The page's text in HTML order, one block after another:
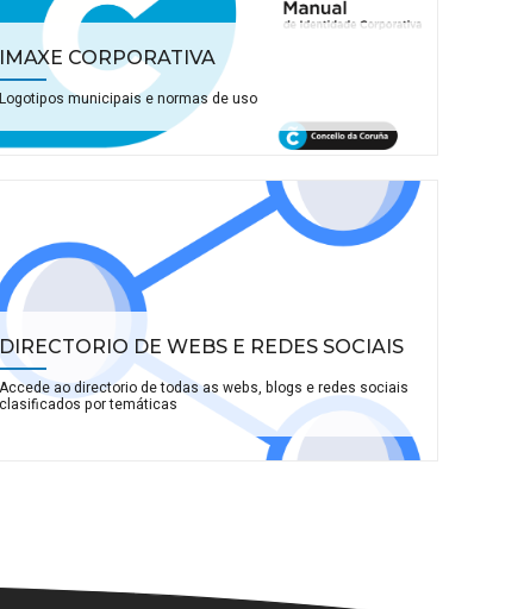
IMAXE CORPORATIVA
Logotipos municipais e normas de uso
DIRECTORIO DE WEBS E REDES SOCIAIS
Accede ao directorio de todas as webs, blogs e redes sociais
clasificados por temáticas